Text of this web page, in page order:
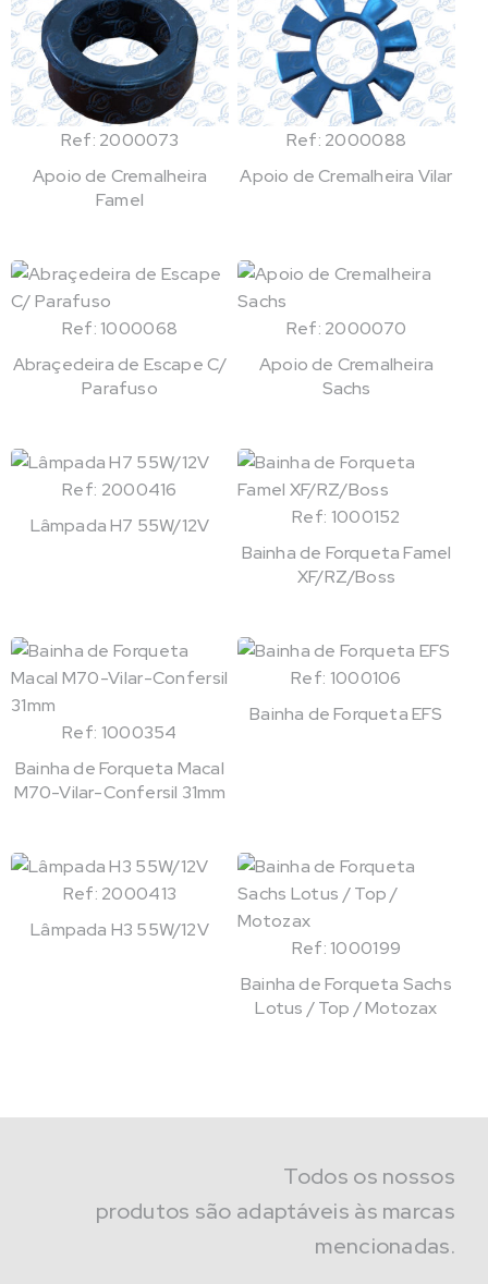
Ref: 2000073
Apoio de Cremalheira
Famel
Ref: 2000088
Apoio de Cremalheira Vilar
Ref: 1000068
Abraçedeira de Escape C/
Parafuso
Ref: 2000070
Apoio de Cremalheira
Sachs
Ref: 2000416
Lâmpada H7 55W/12V
Ref: 1000152
Bainha de Forqueta Famel
XF/RZ/Boss
Ref: 1000354
Bainha de Forqueta Macal
M70-Vilar-Confersil 31mm
Ref: 1000106
Bainha de Forqueta EFS
Ref: 2000413
Lâmpada H3 55W/12V
Ref: 1000199
Bainha de Forqueta Sachs
Lotus / Top / Motozax
Todos os nossos
produtos são adaptáveis às marcas
mencionadas.